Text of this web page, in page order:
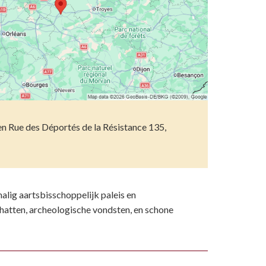
resten
volgen
Rue des Déportés de la Résistance 135,
aartsbisschoppelijk paleis en
archeologische vondsten, en schone